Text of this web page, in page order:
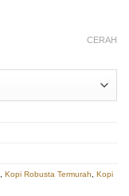
CERAH
, Kopi Robusta Termurah, Kopi